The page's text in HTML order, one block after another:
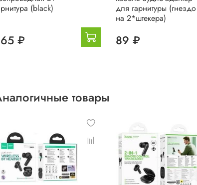
(black)
₽
для гарнитуры (гнездо
на 2*штекера)
89 ₽
товары